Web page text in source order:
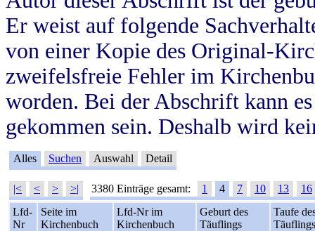
Er weist auf folgende
von einer Kopie des Original-
zweifelsfreie Fehler im
worden. Bei der Abschrift kann
gekommen sein. Deshalb wird
Alles Suchen Auswahl Detail
|< < > >| 3380 Einträge gesamt: 1 4 7 10 13
16
Lfd-
Nr
Seite im
Kirchenbuch
Lfd-Nr im
Kirchenbuch
Geburt des
Täuflings
Taufe
Täuflings